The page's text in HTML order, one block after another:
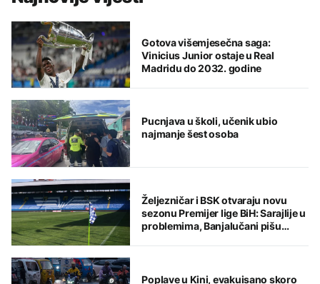
Gotova višemjesečna saga:
Vinicius Junior ostaje u Real
Madridu do 2032. godine
Pucnjava u školi, učenik ubio
najmanje šest osoba
Željezničar i BSK otvaraju novu
sezonu Premijer lige BiH: Sarajlije u
problemima, Banjalučani pišu
Poplave u Kini, evakuisano skoro